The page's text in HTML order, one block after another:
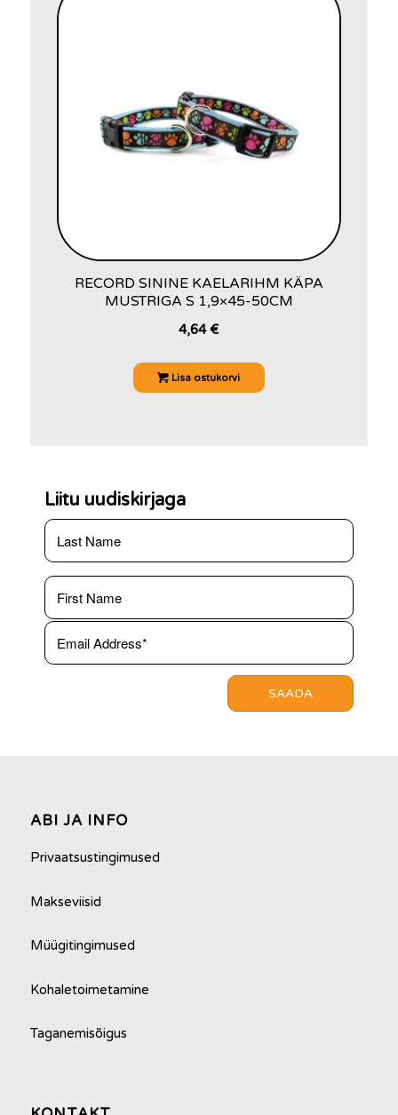
RECORD SININE KAELARIHM KÄPA
MUSTRIGA S 1,9×45-50CM
4,64€
Lisa ostukorvi
Liitu uudiskirjaga
ABI JA INFO
Privaatsustingimused
Makseviisid
Müügitingimused
Kohaletoimetamine
Taganemisõigus